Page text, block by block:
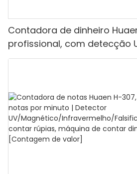
Contadora de dinheiro
profissional, com detecção
capacidade de contagem